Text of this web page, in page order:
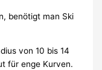
benötigt man Ski
von 10 bis 14
für enge Kurven.